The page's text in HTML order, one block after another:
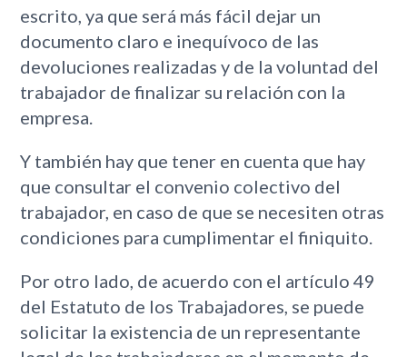
escrito, ya que será más fácil dejar un
documento claro e inequívoco de las
devoluciones realizadas y de la voluntad del
trabajador de finalizar su relación con la
empresa.
Y también hay que tener en cuenta que hay
que consultar el convenio colectivo del
trabajador, en caso de que se necesiten otras
condiciones para cumplimentar el finiquito.
Por otro lado, de acuerdo con el artículo 49
del Estatuto de los Trabajadores, se puede
solicitar la existencia de un representante